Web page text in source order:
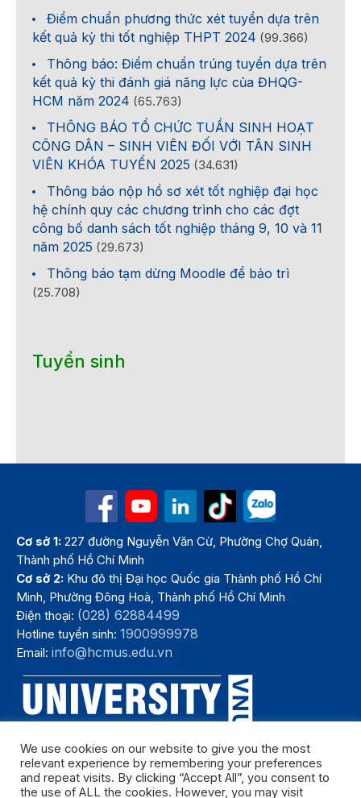
Điểm chuẩn phương thức xét tuyển dựa trên
kết quả kỳ thi tốt nghiệp THPT 2024 (99.366)
Thông báo: Điểm chuẩn trúng tuyển dựa trên
kết quả kỳ thi đánh giá năng lực của ĐHQG-
HCM năm 2024 (65.763)
THÔNG BÁO TỔ CHỨC TUẦN SINH HOẠT
CÔNG DÂN – SINH VIÊN ĐỐI VỚI TÂN SINH
VIÊN KHÓA TUYỂN 2025 (34.631)
Thông báo nộp hồ sơ xét tốt nghiệp đại học
hệ chính quy các chương trình cho các đợt
công bố danh sách tốt nghiệp tháng 9, 10 và 11
năm 2025 (29.673)
Thông báo tạm dừng Moodle để bảo trì
(25.708)
Tuyển sinh
Cơ sở 1: 227 đường Nguyễn Văn Cừ, Phường Chợ Quán,
Thành phố Hồ Chí Minh
Cơ sở 2: Khu đô thị Đại học Quốc gia Thành phố Hồ Chí
Minh, Phường Đông Hoà, Thành phố Hồ Chí Minh
Điện thoại: (028) 62884499
Hotline tuyển sinh:1900999978
Email:info@hcmus.edu.vn
We use cookies on our website to give you the most
relevant experience by remembering your preferences
and repeat visits. By clicking “Accept All”, you consent to
the use of ALL the cookies. However, you may visit